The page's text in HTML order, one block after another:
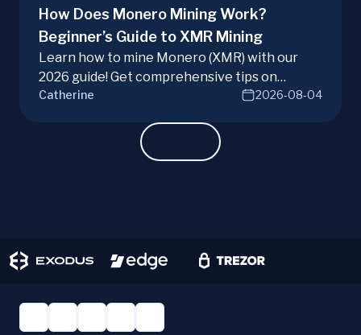
How Does Monero Mining Work?
Beginner’s Guide to XMR Mining
Learn how to mine Monero (XMR) with our
2026 guide! Get comprehensive tips on
hardware, software, and techniques for
Catherine 2026-08-04